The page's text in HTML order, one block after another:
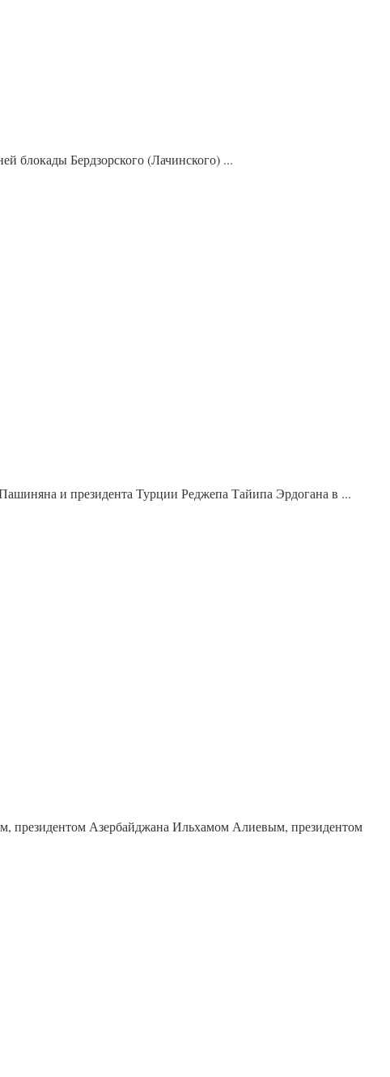
блокады Бердзорского (Лачинского) ...
и президента Турции Реджепа Тайипа Эрдогана в ...
президентом Азербайджана Ильхамом Алиевым, президентом